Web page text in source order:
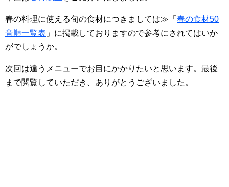
春の料理に使える旬の食材につきましては≫「 春の食材50
音順一覧表 」に掲載しておりますので参考にされてはいか
がでしょうか。
次回は違うメニューでお目にかかりたいと思います。最後
まで閲覧していただき、ありがとうございました。